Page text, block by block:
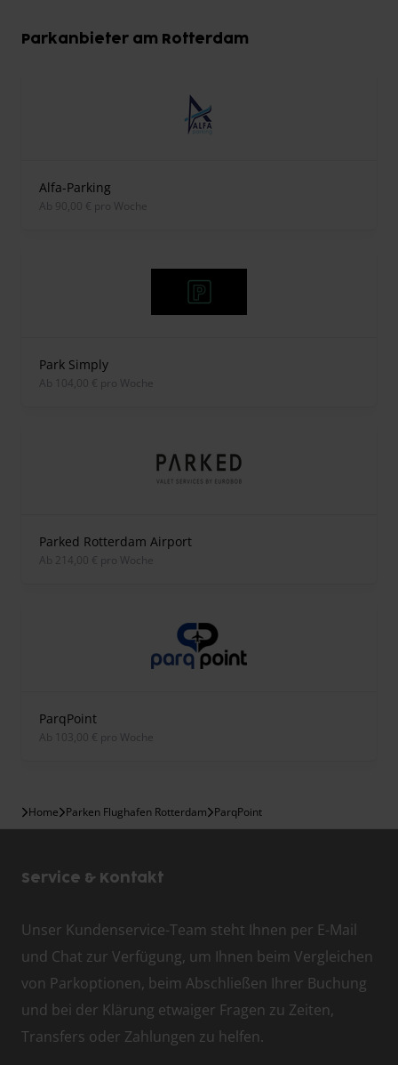
Parkanbieter am Rotterdam
Alfa-Parking
ab 90,00 € pro Woche
Park Simply
ab 104,00 € pro Woche
Parked Rotterdam Airport
ab 214,00 € pro Woche
ParqPoint
ab 103,00 € pro Woche
Home Parken Flughafen Rotterdam ParqPoint
Service & Kontakt
Unser Kundenservice-Team steht Ihnen per E-Mail
und Chat zur Verfügung, um Ihnen beim Vergleichen
von Parkoptionen, beim Abschließen Ihrer Buchung
und bei der Klärung etwaiger Fragen zu Zeiten,
Transfers oder Zahlungen zu helfen.